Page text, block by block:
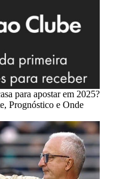
para apostar em 2025?
Prognóstico e Onde